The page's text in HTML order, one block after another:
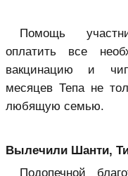
Помощь
оплатить все
вакцинацию и
месяцев Тепа не
любящую семью.
Вылечили Шанти,
Подопечной